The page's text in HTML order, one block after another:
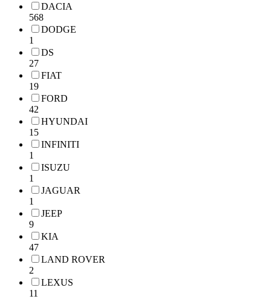
DACIA
568
DODGE
1
DS
27
FIAT
19
FORD
42
HYUNDAI
15
INFINITI
1
ISUZU
1
JAGUAR
1
JEEP
9
KIA
47
LAND ROVER
2
LEXUS
11